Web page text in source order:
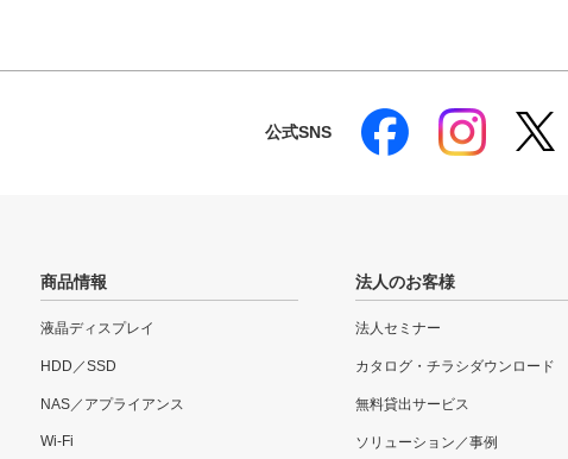
公式SNS
商品情報
液晶ディスプレイ
HDD／SSD
NAS／アプライアンス
Wi-Fi
法人のお客様
法人セミナー
カタログ・チラシダウンロード
無料貸出サービス
ソリューション／事例